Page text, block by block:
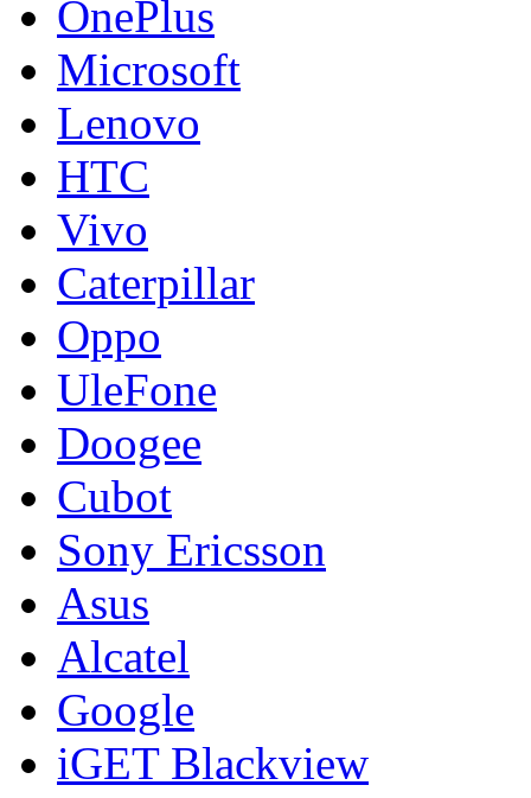
OnePlus
Microsoft
Lenovo
HTC
Vivo
Caterpillar
Oppo
UleFone
Doogee
Cubot
Sony Ericsson
Asus
Alcatel
Google
iGET Blackview